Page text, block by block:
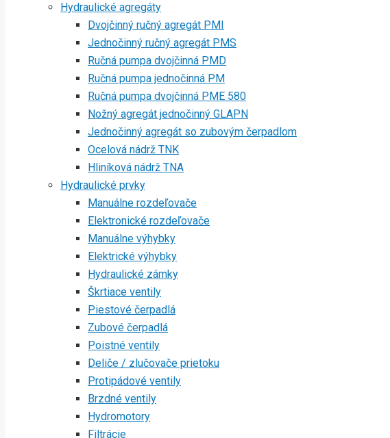
Hydraulické agregáty
Dvojčinný ručný agregát PMI
Jednočinný ručný agregát PMS
Ručná pumpa dvojčinná PMD
Ručná pumpa jednočinná PM
Ručná pumpa dvojčinná PME 580
Nožný agregát jednočinný GLAPN
Jednočinný agregát so zubovým čerpadlom
Ocelová nádrž TNK
Hliníková nádrž TNA
Hydraulické prvky
Manuálne rozdeľovače
Elektronické rozdeľovače
Manuálne výhybky
Elektrické výhybky
Hydraulické zámky
Škrtiace ventily
Piestové čerpadlá
Zubové čerpadlá
Poistné ventily
Deliče / zlučovače prietoku
Protipádové ventily
Brzdné ventily
Hydromotory
Filtrácie